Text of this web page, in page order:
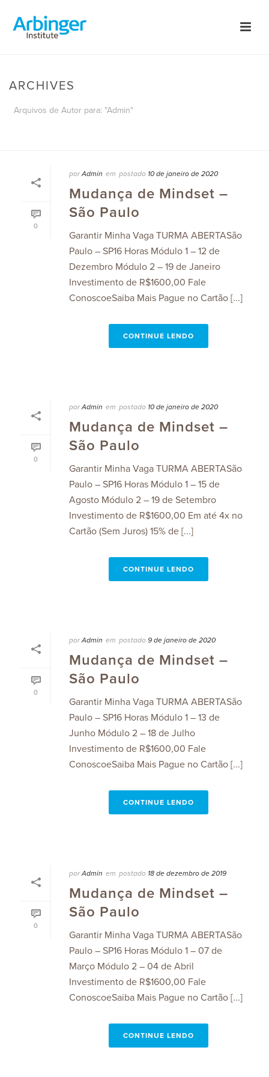
ARCHIVES
Arquivos de Autor para: "Admin"
0
porAdmin em postado 10 de janeiro de 2020
Mudança de Mindset –
São Paulo
Garantir Minha Vaga TURMA ABERTASão
Paulo – SP16 Horas Módulo 1 – 12 de
Dezembro Módulo 2 – 19 de Janeiro
Investimento de R$1600,00 Fale
ConoscoeSaiba Mais Pague no Cartão [...]
CONTINUE LENDO
0
porAdmin em postado 10 de janeiro de 2020
Mudança de Mindset –
São Paulo
Garantir Minha Vaga TURMA ABERTASão
Paulo – SP16 Horas Módulo 1 – 15 de
Agosto Módulo 2 – 19 de Setembro
Investimento de R$1600,00 Em até 4x no
Cartão (Sem Juros) 15% de [...]
CONTINUE LENDO
0
porAdmin em postado 9 de janeiro de 2020
Mudança de Mindset –
São Paulo
Garantir Minha Vaga TURMA ABERTASão
Paulo – SP16 Horas Módulo 1 – 13 de
Junho Módulo 2 – 18 de Julho
Investimento de R$1600,00 Fale
ConoscoeSaiba Mais Pague no Cartão [...]
CONTINUE LENDO
0
porAdmin em postado 18 de dezembro de 2019
Mudança de Mindset –
São Paulo
Garantir Minha Vaga TURMA ABERTASão
Paulo – SP16 Horas Módulo 1 – 07 de
Março Módulo 2 – 04 de Abril
Investimento de R$1600,00 Fale
ConoscoeSaiba Mais Pague no Cartão [...]
CONTINUE LENDO